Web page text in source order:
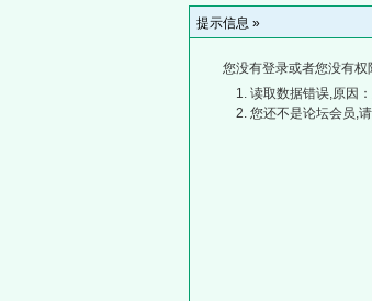
提示信息 »
您没有登录或者您没有
读取数据错误,原因
您还不是论坛会员,